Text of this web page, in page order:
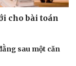
cho bài toán
sau một căn